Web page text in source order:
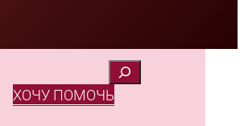
ХОЧУ ПОМОЧЬ